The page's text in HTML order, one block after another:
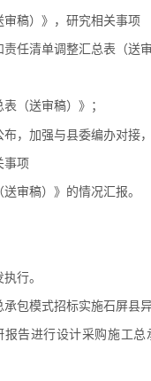
稿）》，研究相关事项
任清单调整汇总表（送
（送审稿）》；
，加强与县委编办对接
事项
审稿）》的情况汇报。
行。
包模式招标实施石屏县
告进行设计采购施工